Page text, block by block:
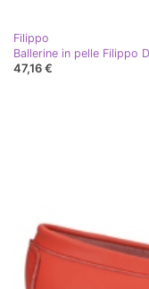
Filippo
Ballerine in pelle Filippo
47,16 €